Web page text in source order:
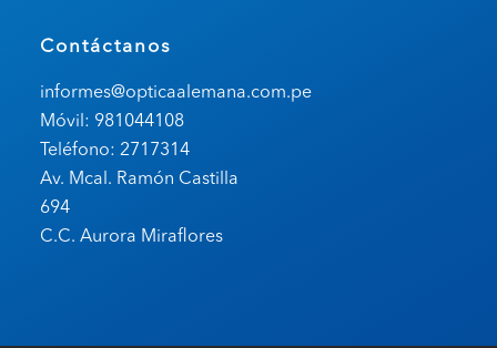
Contáctanos
informes@opticaalemana.com.pe
Móvil: 981044108
Teléfono: 2717314
Av. Mcal. Ramón Castilla
694
C.C. Aurora Miraflores